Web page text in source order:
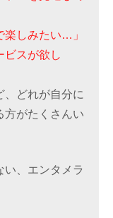
楽しみたい…」
ビスが欲し
、どれが自分に
がたくさんい
い、エンタメラ